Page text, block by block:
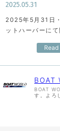
2025.05.31
2025年5月31日
ットハーバーに
ンマー) EX38A
BOAT
BOAT
す。よろ